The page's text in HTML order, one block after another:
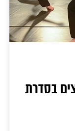
בסדרת